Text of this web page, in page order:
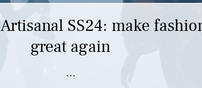
SS24: make
great again
…
SS23 y el buscar confort
en nuestros héroes
…